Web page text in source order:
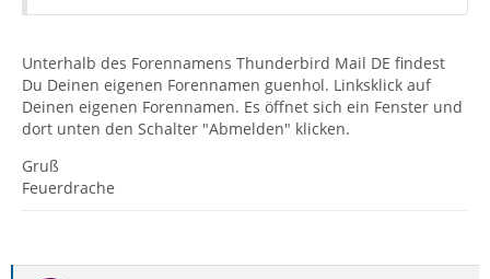
Unterhalb des Forennamens Thunderbird Mail DE findest
Du Deinen eigenen Forennamen guenhol. Linksklick auf
Deinen eigenen Forennamen. Es öffnet sich ein Fenster und
dort unten den Schalter "Abmelden" klicken.
Gruß
Feuerdrache